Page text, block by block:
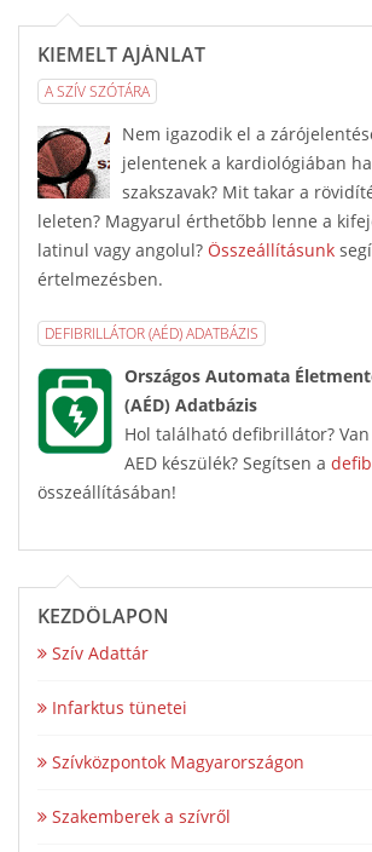
KIEMELT AJÁNLAT
A SZÍV SZÓTÁRA
Nem igazodik el a
jelentenek a kardiológiában
szakszavak? Mit takar a
leleten? Magyarul érthetőbb lenne a
latinul vagy angolul? Összeállításunk
értelmezésben.
DEFIBRILLÁTOR (AÉD) ADATBÁZIS
Országos Automata
(AÉD) Adatbázis
Hol található defibrillátor?
AED készülék? Segítsen a
összeállításában!
KEZDŐLAPON
Szív Adattár
Infarktus tünetei
Szívközpontok Magyarországon
Szakemberek a szívről